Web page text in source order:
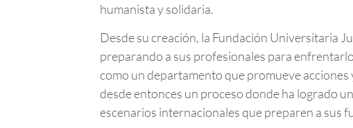
humanista y solidaria.
Desde su creación, la Fundación Universitaria
preparando a sus profesionales para
como un departamento que promueve
desde entonces un proceso donde ha logrado
escenarios internacionales que preparen a sus